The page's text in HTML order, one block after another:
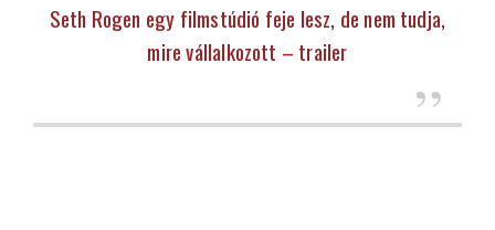
Seth Rogen egy filmstúdió feje lesz, de nem tudja,
mire vállalkozott – trailer